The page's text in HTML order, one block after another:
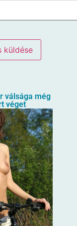
válsága még
véget